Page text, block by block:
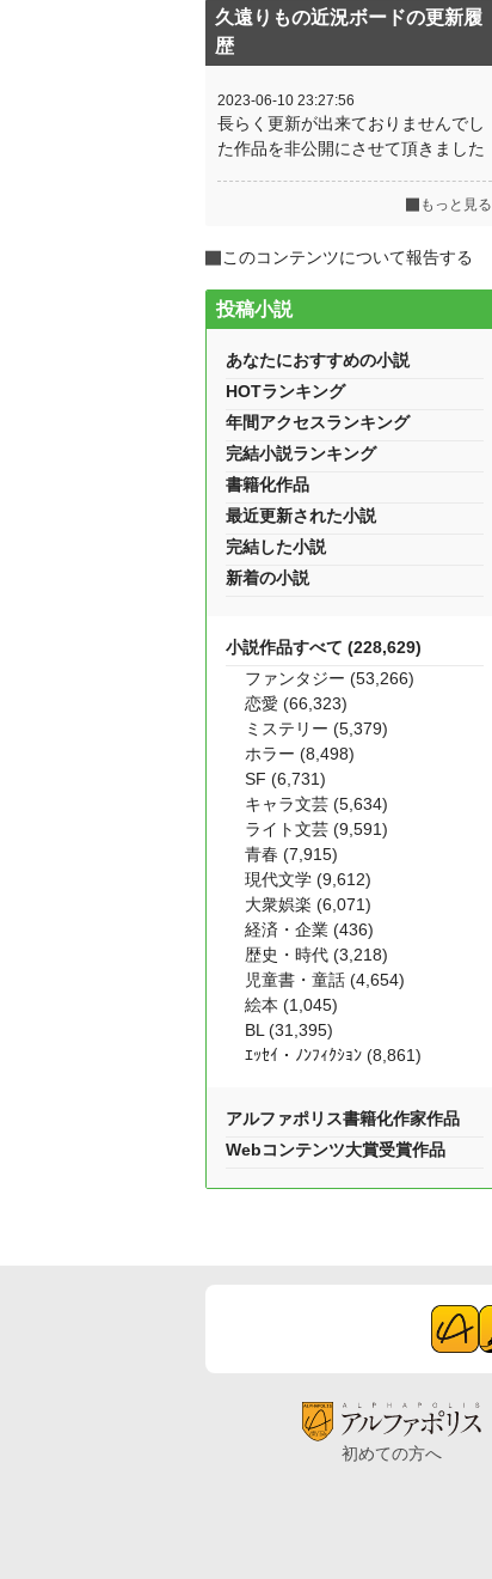
久遠りもの近況ボードの更新履
歴
2023-06-10 23:27:56
長らく更新が出来ておりませんでし
た作品を非公開にさせて頂きました
もっと見る
このコンテンツについて報告する
投稿小説
あなたにおすすめの小説
HOTランキング
年間アクセスランキング
完結小説ランキング
書籍化作品
最近更新された小説
完結した小説
新着の小説
小説作品すべて (228,629)
ファンタジー (53,266)
恋愛 (66,323)
ミステリー (5,379)
ホラー (8,498)
SF (6,731)
キャラ文芸 (5,634)
ライト文芸 (9,591)
青春 (7,915)
現代文学 (9,612)
大衆娯楽 (6,071)
経済・企業 (436)
歴史・時代 (3,218)
児童書・童話 (4,654)
絵本 (1,045)
BL (31,395)
ｴｯｾｲ・ﾉﾝﾌｨｸｼｮﾝ (8,861)
アルファポリス書籍化作家作品
Webコンテンツ大賞受賞作品
初めての方へ